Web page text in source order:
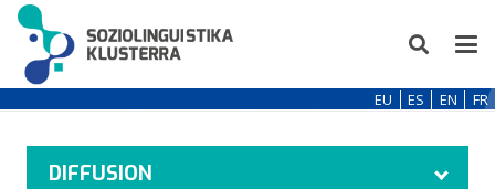
EU ES EN FR
DIFFUSION